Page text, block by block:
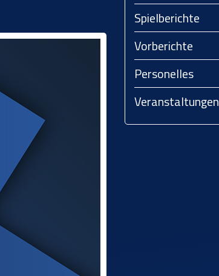
Spielberichte
Vorberichte
Personelles
Veranstaltungen